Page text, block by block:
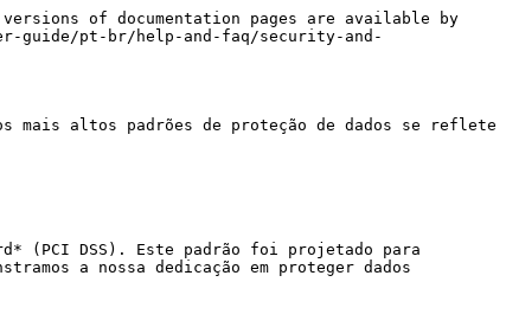
of documentation pages are available by
guide/pt-br/help-and-faq/security-and-
mais altos padrões de proteção de dados se reflete
(PCI DSS). Este padrão foi projetado para
a nossa dedicação em proteger dados